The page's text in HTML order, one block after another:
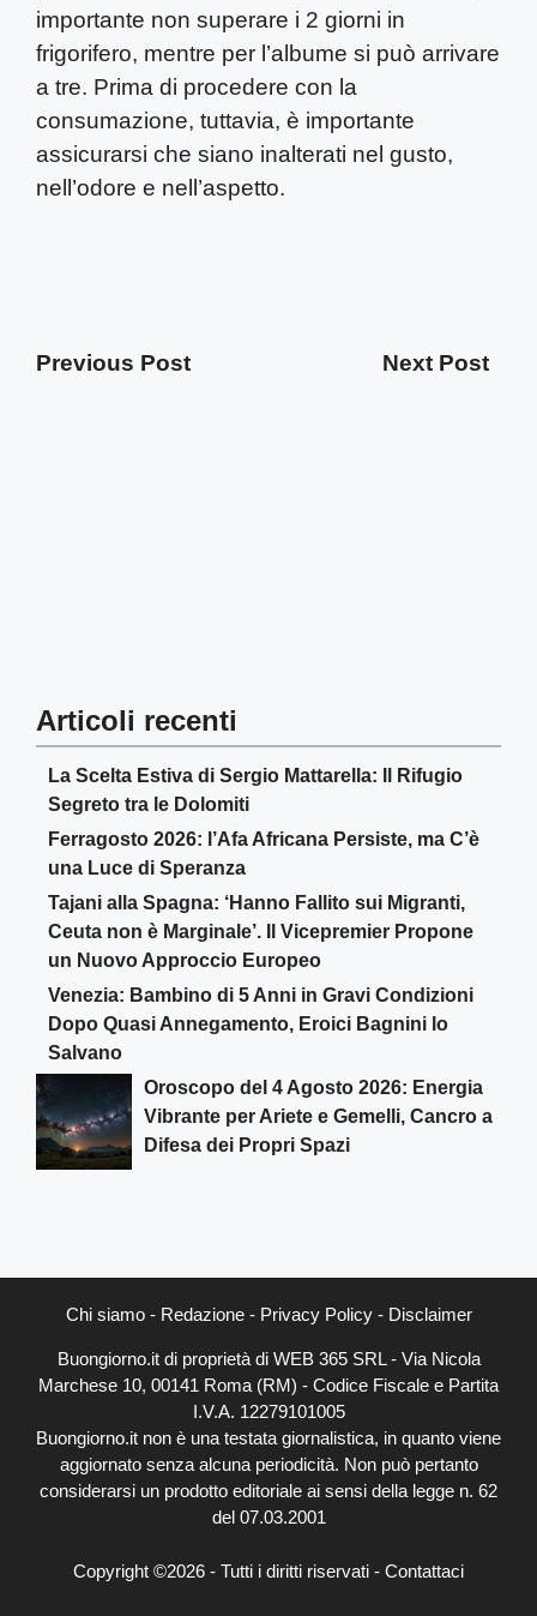
importante non superare i 2 giorni in
frigorifero, mentre per l’albume si può arrivare
a tre. Prima di procedere con la
consumazione, tuttavia, è importante
assicurarsi che siano inalterati nel gusto,
nell’odore e nell’aspetto.
Previous Post Next Post
Articoli recenti
La Scelta Estiva di Sergio Mattarella: Il Rifugio
Segreto tra le Dolomiti
Ferragosto 2026: l’Afa Africana Persiste, ma C’è
una Luce di Speranza
Tajani alla Spagna: ‘Hanno Fallito sui Migranti,
Ceuta non è Marginale’. Il Vicepremier Propone
un Nuovo Approccio Europeo
Venezia: Bambino di 5 Anni in Gravi Condizioni
Dopo Quasi Annegamento, Eroici Bagnini lo
Salvano
Oroscopo del 4 Agosto 2026: Energia
Vibrante per Ariete e Gemelli, Cancro a
Difesa dei Propri Spazi
Chi siamo- Redazione- Privacy Policy- Disclaimer
Buongiorno.it di proprietà di WEB 365 SRL - Via Nicola
Marchese 10, 00141 Roma (RM) - Codice Fiscale e Partita
I.V.A. 12279101005
Buongiorno.it non è una testata giornalistica, in quanto viene
aggiornato senza alcuna periodicità. Non può pertanto
considerarsi un prodotto editoriale ai sensi della legge n. 62
del 07.03.2001
Copyright ©2026 - Tutti i diritti riservati - Contattaci